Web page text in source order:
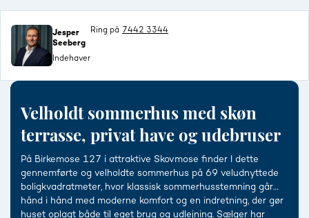
Jesper
Seeberg
Indehaver
Ring på 7442 3344
Velholdt sommerhus med skøn
terrasse, privat have og udebruser
På Birkemose 127 i attraktive Skovmose finder I dette
gennemførte og velholdte sommerhus på 69 veludnyttede
boligkvadratmeter, hvor klassisk sommerhusstemning går
hånd i hånd med moderne komfort og en indretning, der gør
huset oplagt både til eget brug og udlejning. Sælger har